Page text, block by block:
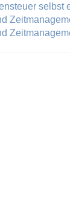
selbst